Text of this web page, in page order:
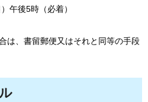
午後5時（必着）
は、書留郵便又はそれと同等の手段